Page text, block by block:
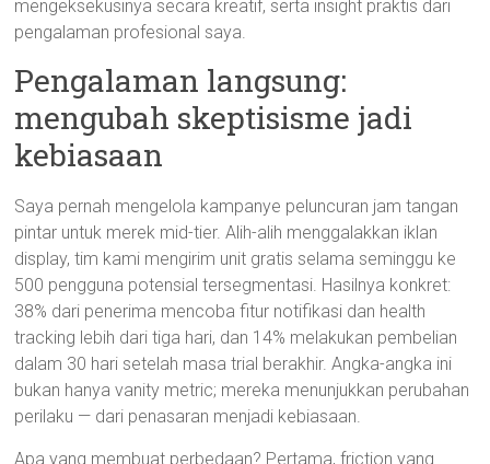
mengeksekusinya secara kreatif, serta insight praktis dari
pengalaman profesional saya.
Pengalaman langsung:
mengubah skeptisisme jadi
kebiasaan
Saya pernah mengelola kampanye peluncuran jam tangan
pintar untuk merek mid-tier. Alih-alih menggalakkan iklan
display, tim kami mengirim unit gratis selama seminggu ke
500 pengguna potensial tersegmentasi. Hasilnya konkret:
38% dari penerima mencoba fitur notifikasi dan health
tracking lebih dari tiga hari, dan 14% melakukan pembelian
dalam 30 hari setelah masa trial berakhir. Angka-angka ini
bukan hanya vanity metric; mereka menunjukkan perubahan
perilaku — dari penasaran menjadi kebiasaan.
Apa yang membuat perbedaan? Pertama, friction yang